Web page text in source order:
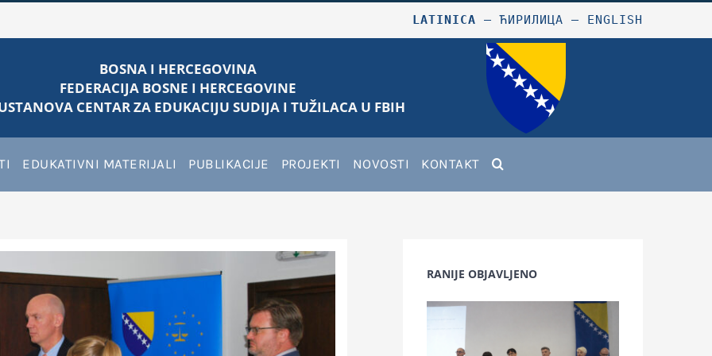
LATINICA –ЋИРИЛИЦА – ENGLISH
BOSNA I HERCEGOVINA
FEDERACIJA BOSNE I HERCEGOVINE
CENTAR ZA EDUKACIJU SUDIJA I TUŽILACA U FBIH
EDUKATIVNI MATERIJALI PUBLIKACIJE PROJEKTI NOVOSTI KONTAKT
RANIJE OBJAVLJENO